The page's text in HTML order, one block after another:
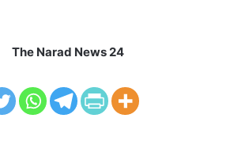
The Narad News 24